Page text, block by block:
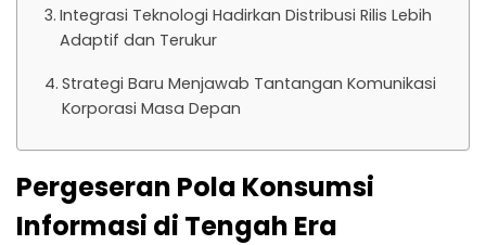
Integrasi Teknologi Hadirkan Distribusi Rilis Lebih
Adaptif dan Terukur
Strategi Baru Menjawab Tantangan Komunikasi
Korporasi Masa Depan
Pergeseran Pola Konsumsi
Informasi di Tengah Era